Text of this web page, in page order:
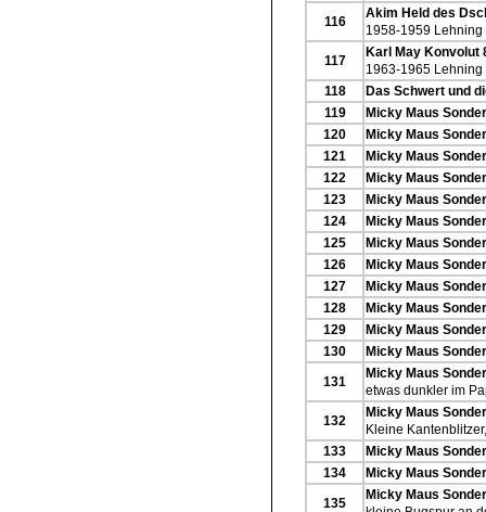
116
Akim Held des
1958-1959 Lehning
117
Karl May Konvolut
1963-1965 Lehning
118
Das Schwert und
119
Micky Maus
120
Micky Maus
121
Micky Maus
122
Micky Maus
123
Micky Maus
124
Micky Maus
125
Micky Maus
126
Micky Maus
127
Micky Maus
128
Micky Maus
129
Micky Maus
130
Micky Maus
131
Micky Maus
etwas dunkler im
132
Micky Maus
Kleine
133
Micky Maus
134
Micky Maus
135
Micky Maus